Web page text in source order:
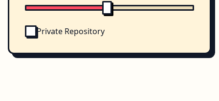
Private Repository